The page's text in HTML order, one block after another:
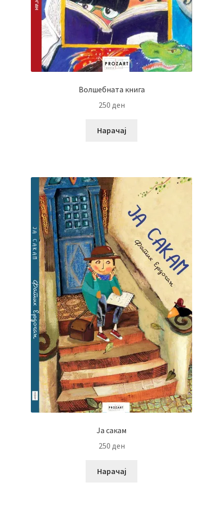
Волшебната книга
250 ден
Нарачај
Ја сакам
250 ден
Нарачај